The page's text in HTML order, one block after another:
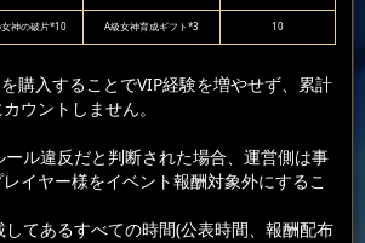
女神の破片*10 A級女神育成ギフト*3 10
購入することでVIP経験を増やせず、累計
ウントしません。
ル違反だと判断された場合、運営側は事
イヤー様をイベント報酬対象外にするこ
てあるすべての時間(公表時間、報酬配布